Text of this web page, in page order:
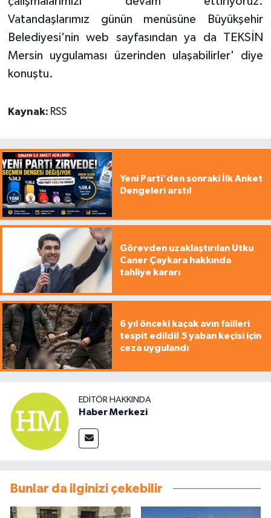
Vatandaşlarımız günün menüsüne Büyükşehir
Belediyesi'nin web sayfasından ya da TEKSİN
Mersin uygulaması üzerinden ulaşabilirler' diye
konuştu.
Kaynak: RSS
Yeni Parti'den sonraki İlk Anket
Dengeleri arstı!
Görevden uzaklaştırılan Utku
Caner Çaykara hakkında
tahliye kararı
6 yıl önceki kaçak avın failleri
tespit edildi! 5 yaban keçisi için
ceza uygulandı
EDITÖR HAKKINDA
Haber Merkezi
Bunlar da ilginizi çekebilir